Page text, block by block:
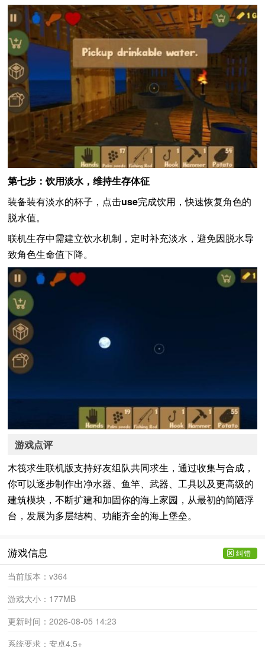
第七步：饮用淡水，维持生存体征
装备装有淡水的杯子，点击use完成饮用，快速恢复角色的
脱水值。
联机生存中需建立饮水机制，定时补充淡水，避免因脱水导
致角色生命值下降。
游戏点评
木筏求生联机版支持好友组队共同求生，通过收集与合成，
你可以逐步制作出净水器、鱼竿、武器、工具以及更高级的
建筑模块，不断扩建和加固你的海上家园，从最初的简陋浮
台，发展为多层结构、功能齐全的海上堡垒。
游戏信息
当前版本：v364
游戏大小： 177MB
更新时间：2026-08-05 14:23
系统要求：安卓4.5+
纠错